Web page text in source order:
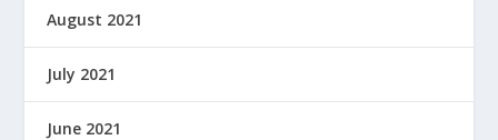
August 2021
July 2021
June 2021